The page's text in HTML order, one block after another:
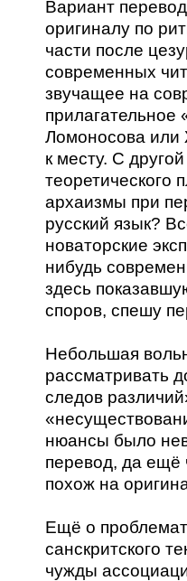
Вариант
оригиналу по
части после
современных
звучащее на
прилагательное
Ломоносова или
к месту. С
теоретического
архаизмы при
русский язык?
новаторские
нибудь
здесь
споров, спешу
Небольшая
рассматривать
следов
нюансы было
перевод, да
похож на
Ещё о
санскритского
чужды